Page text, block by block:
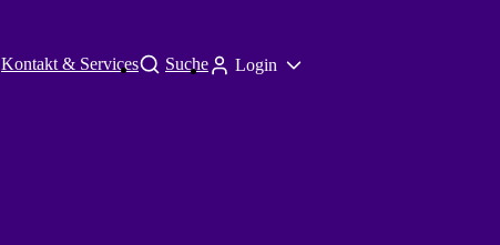
Kontakt & Services Suche Login